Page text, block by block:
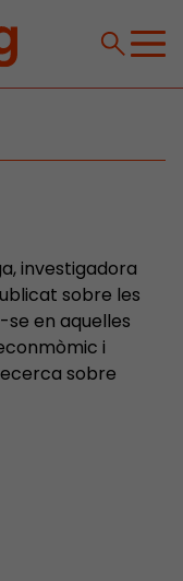
investigadora
sobre les
en aquelles
i
sobre